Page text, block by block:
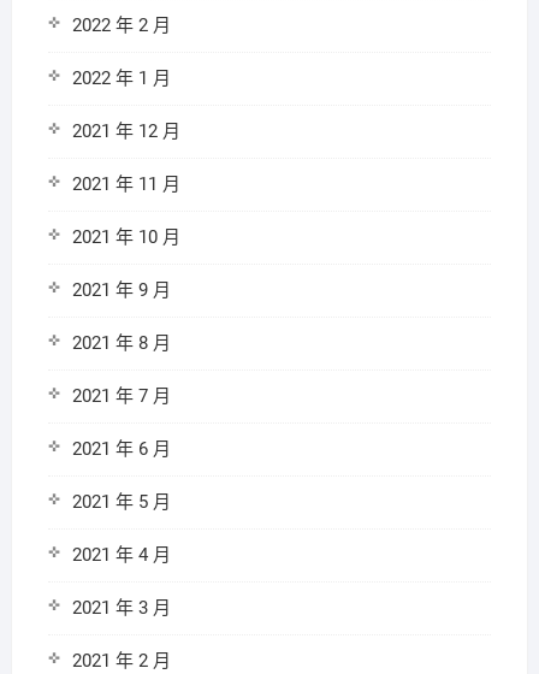
2022 年 2 月
2022 年 1 月
2021 年 12 月
2021 年 11 月
2021 年 10 月
2021 年 9 月
2021 年 8 月
2021 年 7 月
2021 年 6 月
2021 年 5 月
2021 年 4 月
2021 年 3 月
2021 年 2 月